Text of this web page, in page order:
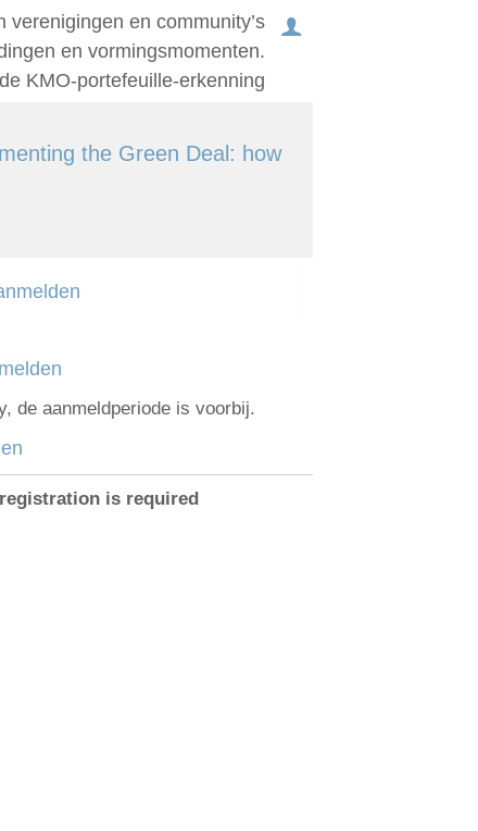
en community’s
en vormingsmomenten.
KMO-portefeuille-erkenning
the Green Deal: how
de aanmeldperiode is voorbij.
is required
Home
Log in